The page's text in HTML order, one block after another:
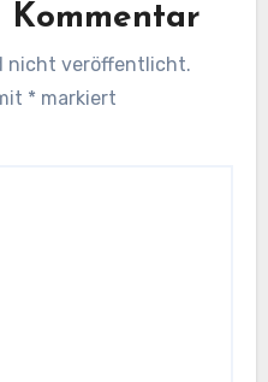
Kommentar
nicht veröffentlicht.
* markiert